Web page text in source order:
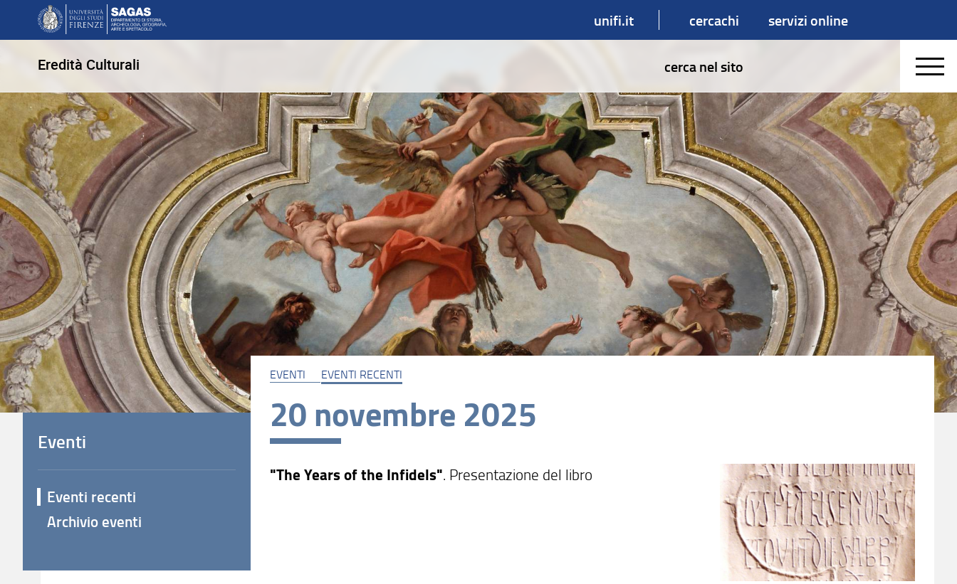
unifi.it cercachi servizi online
Eredità Culturali cerca nel sito
EVENTI EVENTI RECENTI
20 novembre 2025
"The Years of the Infidels". Presentazione del libro
Eventi
Eventi recenti
Archivio eventi